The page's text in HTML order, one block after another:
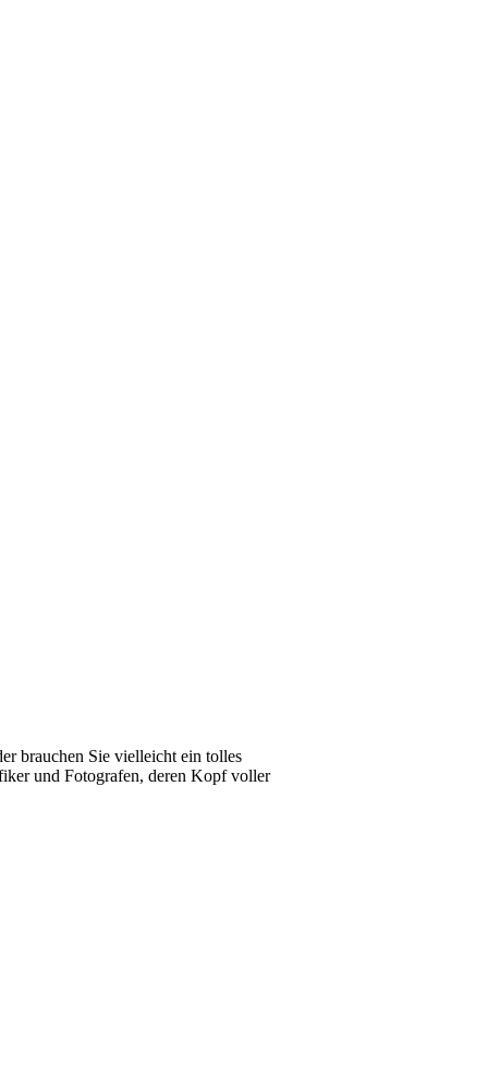
brauchen Sie vielleicht ein tolles
und Fotografen, deren Kopf voller